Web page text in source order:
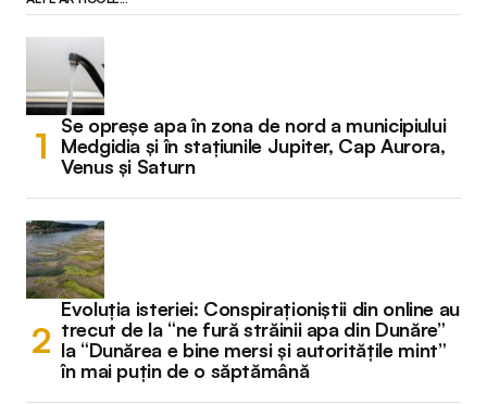
Se opreșe apa în zona de nord a municipiului
Medgidia și în stațiunile Jupiter, Cap Aurora,
Venus și Saturn
Evoluția isteriei: Conspiraționiștii din online au
trecut de la “ne fură străinii apa din Dunăre”
la “Dunărea e bine mersi și autoritățile mint”
în mai puțin de o săptămână